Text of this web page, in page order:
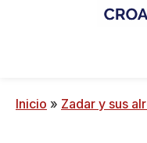
principal
sens
Inicio » Zadar y sus